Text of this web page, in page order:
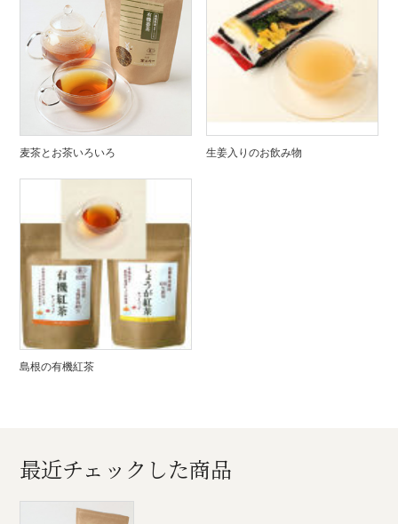
麦茶とお茶いろいろ 生姜入りのお飲み物
島根の有機紅茶
最近チェックした商品